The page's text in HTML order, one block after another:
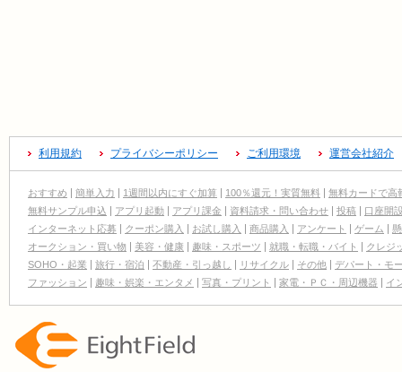
利用規約 プライバシーポリシー ご利用環境 運営会社紹介
おすすめ 簡単入力 1週間以内にすぐ加算 100％還元！実質無料
無料カードで高
無料サンプル申込
アプリ起動 アプリ課金 資料請求・問い合わせ 投稿
口座開
インターネット応募
クーポン購入 お試し購入 商品購入 アンケート ゲーム
オークション・買い物
美容・健康 趣味・スポーツ 就職・転職・バイト
クレジ
SOHO・起業
旅行・宿泊 不動産・引っ越し リサイクル その他
デパート・モ
ファッション
趣味・娯楽・エンタメ 写真・プリント 家電・ＰＣ・周辺機器 イ